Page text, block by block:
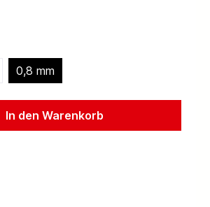
0,8 mm
In den Warenkorb